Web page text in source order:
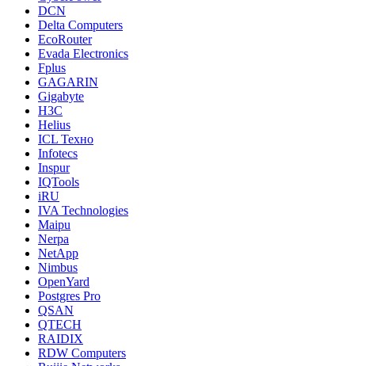
DCN
Delta Computers
EcoRouter
Evada Electronics
Fplus
GAGARIN
Gigabyte
H3C
Helius
ICL Техно
Infotecs
Inspur
IQTools
iRU
IVA Technologies
Maipu
Nerpa
NetApp
Nimbus
OpenYard
Postgres Pro
QSAN
QTECH
RAIDIX
RDW Computers